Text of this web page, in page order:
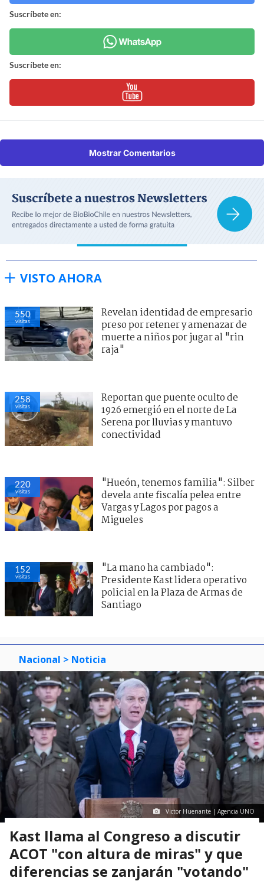
Suscríbete en:
Suscríbete en:
Mostrar Comentarios
VISTO AHORA
550
visitas
Revelan identidad de empresario
preso por retener y amenazar de
muerte a niños por jugar al "rin
raja"
258
visitas
Reportan que puente oculto de
1926 emergió en el norte de La
Serena por lluvias y mantuvo
conectividad
220
visitas
"Hueón, tenemos familia": Silber
devela ante fiscalía pelea entre
Vargas y Lagos por pagos a
Migueles
152
visitas
"La mano ha cambiado":
Presidente Kast lidera operativo
policial en la Plaza de Armas de
Santiago
Nacional > Noticia
Victor Huenante | Agencia UNO
Kast llama al Congreso a discutir
ACOT "con altura de miras" y que
diferencias se zanjarán "votando"